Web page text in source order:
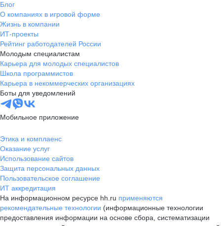
Блог
О компаниях в игровой форме
Жизнь в компании
ИТ-проекты
Рейтинг работодателей России
Молодым специалистам
Карьера для молодых специалистов
Школа программистов
Карьера в некоммерческих организациях
Боты для уведомлений
Мобильное приложение
Этика и комплаенс
Оказание услуг
Использование сайтов
Защита персональных данных
Пользовательское соглашение
ИТ аккредитация
На информационном ресурсе hh.ru применяются
рекомендательные технологии (информационные технологии
предоставления информации на основе сбора, систематизации